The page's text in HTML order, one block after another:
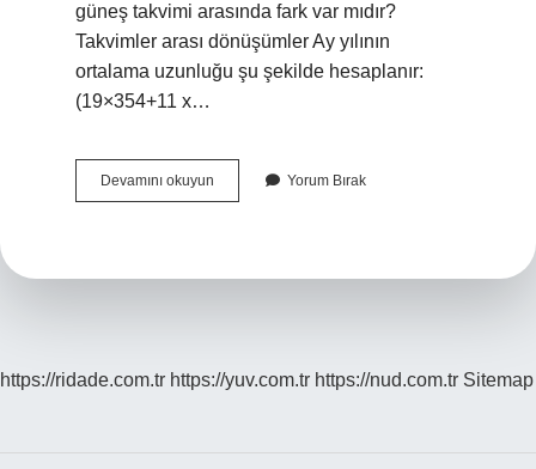
güneş takvimi arasında fark var mıdır?
Takvimler arası dönüşümler Ay yılının
ortalama uzunluğu şu şekilde hesaplanır:
(19×354+11 x…
Devamını okuyun
Takvimi
Yorum Bırak
https://ridade.com.tr https://yuv.com.tr https://nud.com.tr Sitemap